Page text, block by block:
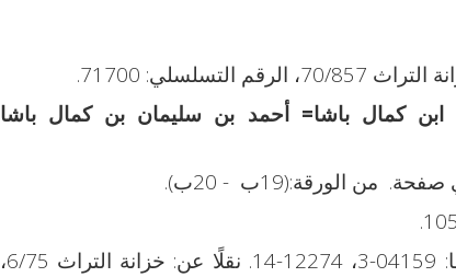
ابن كمال باشا= أحمد بن سليمان بن كمال باشا
الورقة:(19ب - 20ب).
: بمركز الملك فيصل للبحوث للرياض/ رقما: 04159-3، 12274-14. نقلًا عن: خزانة التراث 6/75،